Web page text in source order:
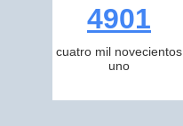
4901
cuatro mil novecientos
uno